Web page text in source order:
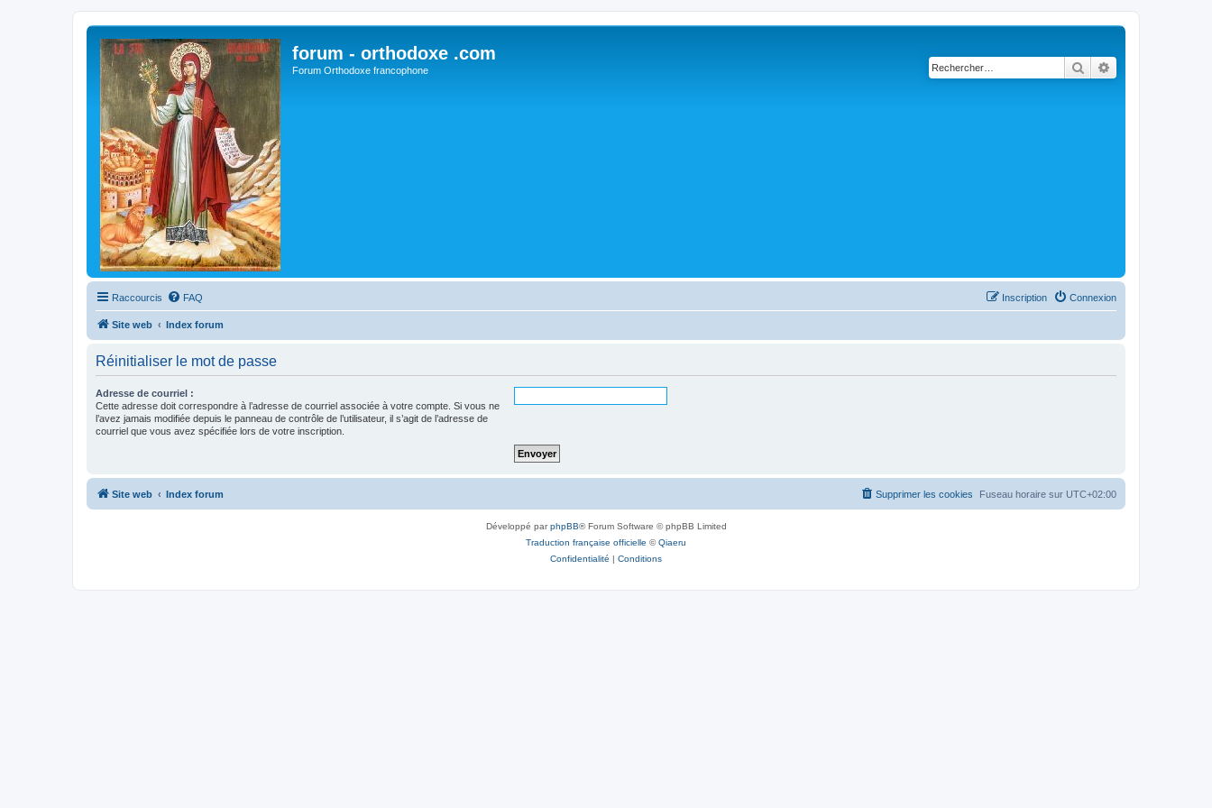
forum - orthodoxe .com
Forum Orthodoxe francophone Rechercher
Raccourcis FAQ Connexion
Inscription
Site web Index forum
Réinitialiser le mot de passe
Adresse de courriel :
Cette adresse doit correspondre à l’adresse de courriel associée à votre compte. Si vous ne
l’avez jamais modifiée depuis le panneau de contrôle de l’utilisateur, il s’agit de l’adresse de
courriel que vous avez spécifiée lors de votre inscription.
Site web Index forum Fuseau horaire sur UTC+02:00
Supprimer les cookies
Développé parphpBB® Forum Software © phpBB Limited
Traduction française officielle ©Qiaeru
Confidentialité | Conditions